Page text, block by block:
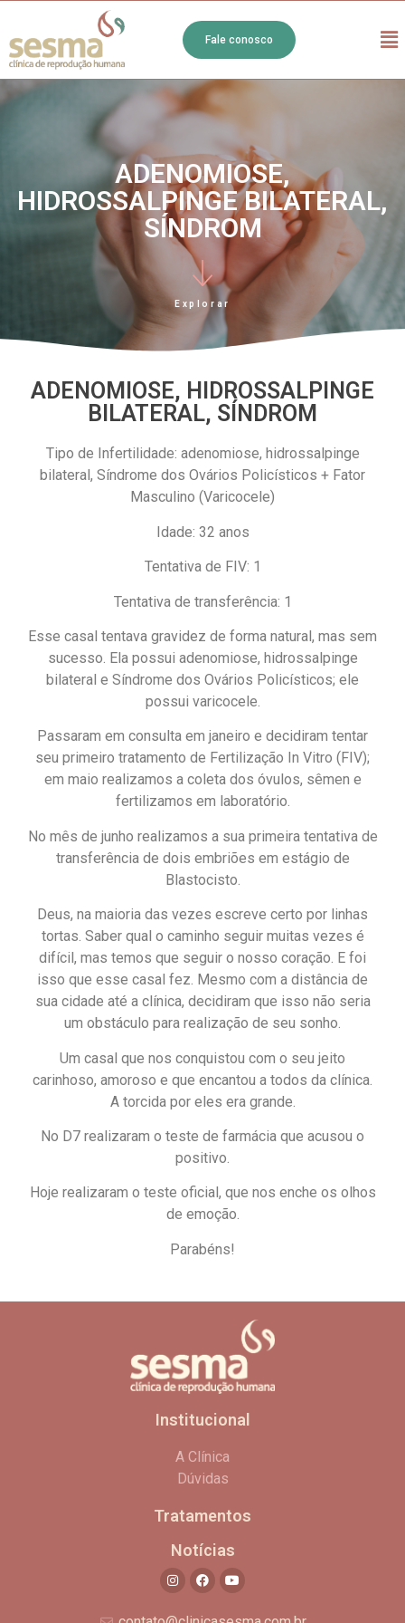
Fale conosco
ADENOMIOSE,
HIDROSSALPINGE BILATERAL,
SÍNDROM
Explorar
ADENOMIOSE, HIDROSSALPINGE
BILATERAL, SÍNDROM
Tipo de Infertilidade: adenomiose, hidrossalpinge
bilateral, Síndrome dos Ovários Policísticos + Fator
Masculino (Varicocele)
Idade: 32 anos
Tentativa de FIV: 1
Tentativa de transferência: 1
Esse casal tentava gravidez de forma natural, mas sem
sucesso. Ela possui adenomiose, hidrossalpinge
bilateral e Síndrome dos Ovários Policísticos; ele
possui varicocele.
Passaram em consulta em janeiro e decidiram tentar
seu primeiro tratamento de Fertilização In Vitro (FIV);
em maio realizamos a coleta dos óvulos, sêmen e
fertilizamos em laboratório.
No mês de junho realizamos a sua primeira tentativa de
transferência de dois embriões em estágio de
Blastocisto.
Deus, na maioria das vezes escreve certo por linhas
tortas. Saber qual o caminho seguir muitas vezes é
difícil, mas temos que seguir o nosso coração. E foi
isso que esse casal fez. Mesmo com a distância de
sua cidade até a clínica, decidiram que isso não seria
um obstáculo para realização de seu sonho.
Um casal que nos conquistou com o seu jeito
carinhoso, amoroso e que encantou a todos da clínica.
A torcida por eles era grande.
No D7 realizaram o teste de farmácia que acusou o
positivo.
Hoje realizaram o teste oficial, que nos enche os olhos
de emoção.
Parabéns!
Institucional
A Clínica
Dúvidas
Tratamentos
Notícias